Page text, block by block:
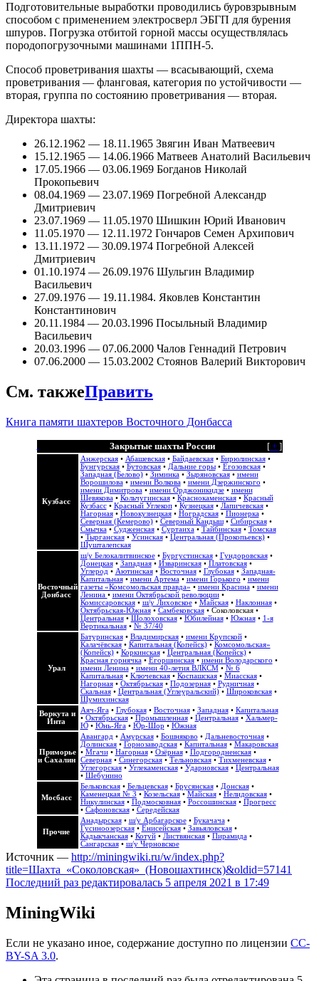
Подготовительные выработки проводились буровзрывным
способом с применением электросверл ЭБГП для бурения
шпуров. Погрузка отбитой горной массы осуществлялась
породопогрузочными машинами 1ППН-5.
Способ проветривания шахты — всасывающий, схема
проветривания — фланговая, категория по устойчивости —
вторая, группа по состоянию проветривания — вторая.
Директора шахты:
26.12.1962 — 18.11.1965 Звягин Иван Матвеевич
15.12.1965 — 14.06.1966 Матвеев Анатолий Васильевич
17.05.1966 — 03.06.1969 Богданов Николай
Прокопьевич
08.04.1969 — 23.07.1969 Погребной Александр
Дмитриевич
23.07.1969 — 11.05.1970 Шишкин Юрий Иванович
11.05.1970 — 12.11.1972 Гончаров Семен Архипович
13.11.1972 — 30.09.1974 Погребной Алексей
Дмитриевич
01.10.1974 — 26.09.1976 Шульгин Владимир
Васильевич
27.09.1976 — 19.11.1984. Яковлев Константин
Константинович
20.11.1984 — 20.03.1996 Посыльный Владимир
Васильевич
20.03.1996 — 07.06.2000 Чалов Геннадий Петрович
07.06.2000 — 15.03.2002 Стоянов Валерий Викторович
См. такжеПравить
Книга памяти шахтеров Восточного Донбасса
[+ ]
Закрытые шахты России
Кузбасс
Анжерская• Абашевская• Байдаевская• Бирюлинская•
Бунгурская• Бутовская• Дальние горы• Егозовская•
Западная (Белово)• Зиминка• Зыряновская• имени
Ворошилова• имени Волкова• имени Дзержинского •
имени Димитрова• имени Орджоникидзе• имени
Шевякова• Кольчугинская• Краснокаменская• Красный
Кузбасс• Красный Углекоп• Кузнецкая• Лапичевская•
Нагорная• Новокузнецкая• Ноградская• Пионерка•
Северная (Кемерово)• Северный Кандыш• Сибирская•
Смычка• Судженская• Суртаиха• Тайбинская• Томская
• Тырганская• Усинская• Центральная (Прокопьевск)•
Шушталепская
Восточный
Донбасс
ш/у Белокалитвинское• Бургустинская• Гундоровская•
Донецкая• Западная• Изваринская• Платовская•
Углерод• Аютинская• Восточная• Глубокая• Западная-
Капитальная• имени Артема• имени Горького • имени
газеты «Комсомольская правда» • имени Красина• имени
Ленина • имени Октябрьской революции•
Комиссаровская• ш/у Лиховское• Майская• Наклонная•
Октябрьская-Южная• Самбековская• Соколовская•
Центральная• Шолоховская• Юбилейная• Южная• 1-я
Вертикальная• № 37/40
Урал
Батуринская• Владимирская• имени Крупской•
Калачёвская• Капитальная (Копейск)• Комсомольская»
(Копейск)• Коркинская• Центральная (Копейск)•
Красная горнячка• Егоршинская• имени Володарского •
имени Ленина• имени 40-летия ВЛКСМ• № 6
Капитальная• Ключевская• Коспашская• Миасская•
Нагорная• Октябрьская• Подозерная• Рудничная•
Скальная• Центральная (Углеуральский)• Широковская•
Шумихинская
Воркута и
Инта
Аяч-Яга• Глубокая• Восточная• Западная• Капитальная
• Октябрьская• Промышленная• Центральная• Хальмер-
Ю• Юнь-Яга• Юр-Шор • Южная
Приморье
и Сахалин
Авангард• Амурская• Бошняково • Дальневосточная•
Долинская• Горнозаводская• Капитальная• Макаровская
• Мгачи• Нагорная• Озёрная• Подгородненская•
Северная• Синегорская• Тельновская• Тихменевская•
Углегорская• Углекаменская• Ударновская• Центральная
• Шебунино
Мосбасс
Бельковская• Бельцевская• Брусянская• Донская•
Каменецкая № 3 • Козельская• Майская• Нелидовская•
Никулинская• Подмосковная• Россошинская• Прогресс
• Сафоновская• Середейская
Прочие
Анадырская• ш/у Арбагарское• Букачача•
Гусиноозерская• Енисейская• Завьяловская•
Кадыкчанская• Котуй• Листвянская• Пирамида•
Сангарская• ш/у Черновское
Источник — http://miningwiki.ru/w/index.php?
title=Шахта_«Соколовская»_(Новошахтинск)&oldid=57141
Последний раз редактировалась 5 апреля 2021 в 17:49
MiningWiki
Если не указано иное, содержание доступно по лицензии CC-
BY-SA 3.0.